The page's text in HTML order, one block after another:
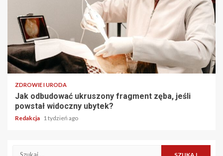
ZDROWIE I URODA
Jak odbudować ukruszony fragment zęba, jeśli
powstał widoczny ubytek?
Redakcja 1 tydzień ago
Szukaj: